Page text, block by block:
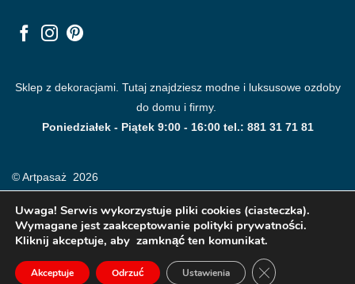
Sklep z dekoracjami. Tutaj znajdziesz modne i luksusowe ozdoby
do domu i firmy.
Poniedziałek - Piątek 9:00 - 16:00 tel.: 881 31 71 81
© Artpasaż 2026
Modne plakaty, obrazy, fototapety i dekoracje na ściany.
Uwaga! Serwis wykorzystuje pliki cookies (ciasteczka).
Wymagane jest zaakceptowanie polityki prywatności.
Kliknij akceptuje, aby zamknąć ten komunikat.
Akceptuje Odrzuć Ustawienia ZAMKNIJ